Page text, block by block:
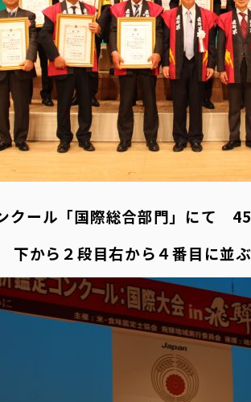
クール「国際総合部門」にて
下から２段目右から４番目に並